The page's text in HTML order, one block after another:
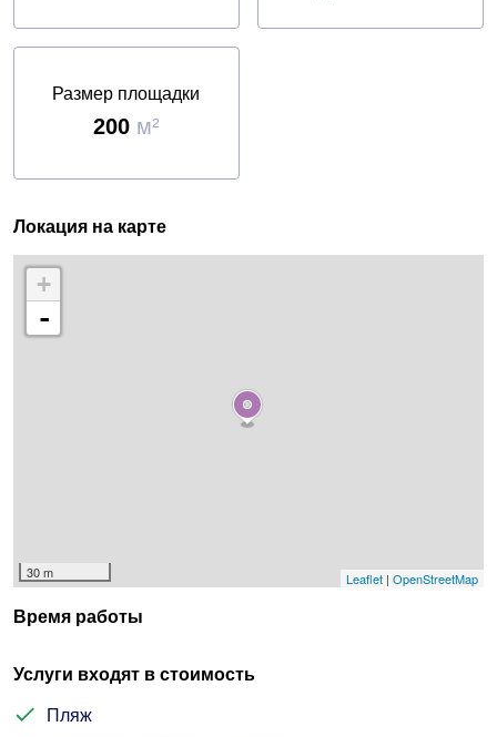
Размер площадки
200м²
Локация на карте
+
-
30 m Leaflet | OpenStreetMap
Время работы
Услуги входят в стоимость
Пляж